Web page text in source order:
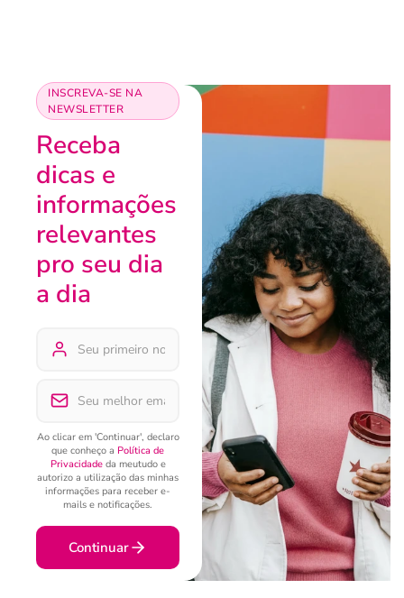
INSCREVA-SE NA
NEWSLETTER
Receba
dicas e
informações
relevantes
pro seu dia
a dia
Ao clicar em 'Continuar', declaro
que conheço a Política de
Privacidadeda meutudo e
autorizo a utilização das minhas
informações para receber e-
mails e notificações.
Continuar